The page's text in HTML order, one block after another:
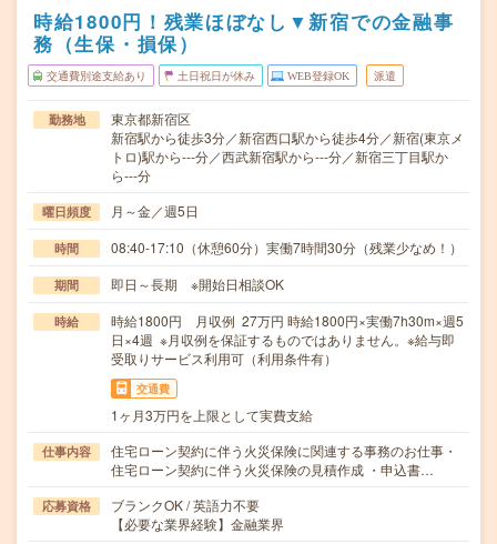
時給1800円！残業ほぼなし▼新宿での金融事
務（生保・損保）
交通費別途支給あり 土日祝日が休み WEB登録OK 派遣
勤務地
東京都新宿区
新宿駅から徒歩3分／新宿西口駅から徒歩4分／新宿(東京メ
トロ)駅から---分／西武新宿駅から---分／新宿三丁目駅か
ら---分
曜日頻度 月～金／週5日
時間 08:40-17:10（休憩60分）実働7時間30分（残業少なめ！）
期間 即日～長期 ※開始日相談OK
時給
時給1800円 月収例 27万円 時給1800円×実働7h30m×週5
日×4週 ※月収例を保証するものではありません。※給与即
受取りサービス利用可（利用条件有）
交通費
1ヶ月3万円を上限として実費支給
仕事内容
住宅ローン契約に伴う火災保険に関連する事務のお仕事・
住宅ローン契約に伴う火災保険の見積作成 ・申込書…
応募資格
ブランクOK / 英語力不要
【必要な業界経験】金融業界